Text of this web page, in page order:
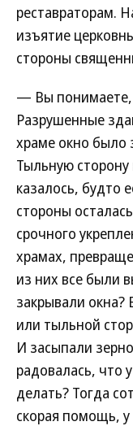
реставраторам.
изъятие
стороны
— Вы понимаете,
Разрушенные
храме окно было
Тыльную
казалось, будто
стороны
срочного
храмах,
из них все были
закрывали
или тыльной
И засыпали
радовалась, что
делать? Тогда
скорая помощь, у